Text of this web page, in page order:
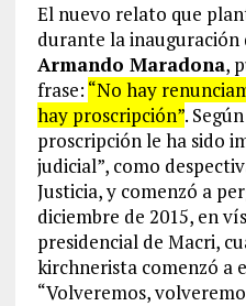
El nuevo relato que
durante la
Armando Maradona,
frase: “No hay
hay proscripción”.
proscripción le ha sido
judicial”, como
Justicia, y comenzó a
diciembre de 2015, en
presidencial de Macri,
kirchnerista comenzó a
“Volveremos,